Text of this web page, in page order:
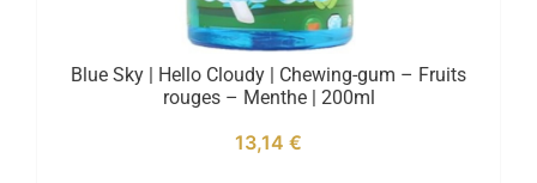
Blue Sky | Hello Cloudy | Chewing-gum – Fruits
rouges – Menthe | 200ml
13,14 €